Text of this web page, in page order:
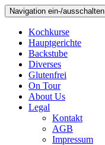
Navigation ein-/ausschalten
Kochkurse
Hauptgerichte
Backstube
Diverses
Glutenfrei
On Tour
About Us
Legal
Kontakt
AGB
Impressum